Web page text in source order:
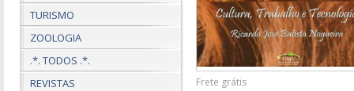
TURISMO
ZOOLOGIA
.*. TODOS .*.
REVISTAS
Frete grátis